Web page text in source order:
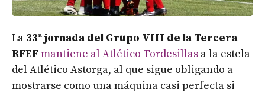
La 33ª jornada del Grupo VIII de la Tercera
RFEFmantiene al Atlético Tordesillas a la estela
del Atlético Astorga, al que sigue obligando a
mostrarse como una máquina casi perfecta si